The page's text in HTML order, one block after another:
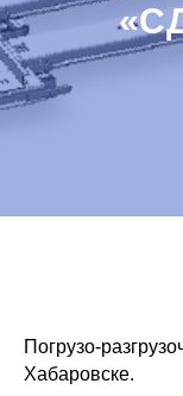
Погрузо-
Хабаровске.